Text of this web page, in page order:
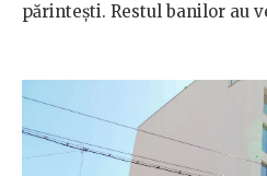
părintești. Restul banilor au